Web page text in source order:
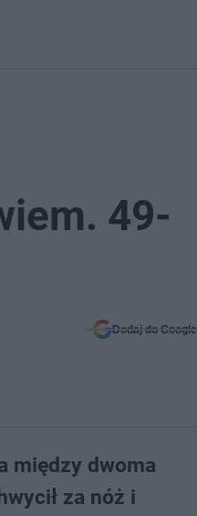
49-
Dodaj do Google
między dwoma
za nóż i